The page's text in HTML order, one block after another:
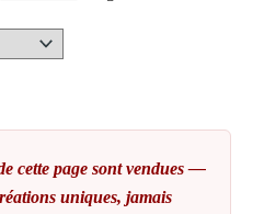
cette page sont vendues —
uniques, jamais